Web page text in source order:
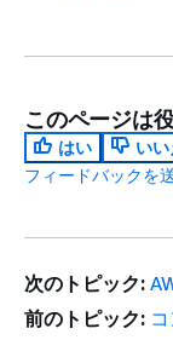
このページは
はい
いい
フィードバックを
次のトピック:
前のトピック: